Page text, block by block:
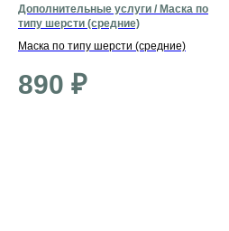
Дополнительные услуги / Маска по
типу шерсти (средние)
Маска по типу шерсти (средние)
890 ₽